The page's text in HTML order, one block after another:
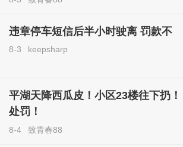
违章停车短信后半小时驶离 罚款不
8-3 keepsharp
平湖天降西瓜皮！小区23楼往下扔！
处罚！
8-4 致青春88